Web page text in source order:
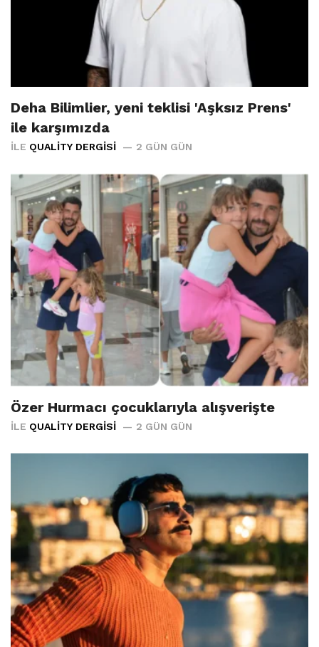
Deha Bilimlier, yeni teklisi 'Aşksız Prens'
ile karşımızda
İLE QUALITY DERGISI 2 GÜN GÜN
Özer Hurmacı çocuklarıyla alışverişte
İLE QUALITY DERGISI 2 GÜN GÜN